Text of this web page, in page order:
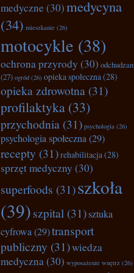
medyczne (30)medycyna
(34) mieszkanie (26)
motocykle (38)
ochrona przyrody (30)
(27) ogród (26) opieka społeczna(28)
opieka zdrowotna (31)
profilaktyka (33)
przychodnia (31) psychologia (26)
psychologia społeczna(29)
recepty (31)rehabilitacja(28)
sprzęt medyczny (30)
superfoods (31)szkoła
(39)szpital (31)sztuka
cyfrowa(29)transport
publiczny (31)wiedza
medyczna(30) wyposażenie wnętrz (26)